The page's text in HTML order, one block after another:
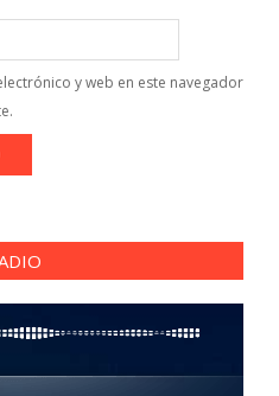
y web en este navegador